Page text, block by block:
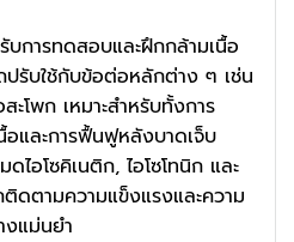
บการทดสอบและฝึกกล้ามเนื้อ
ปรับใช้กับข้อต่อหลักต่าง ๆ เช่น
ะโพก เหมาะสำหรับทั้งการ
อและการฟื้นฟูหลังบาดเจ็บ
ดไอโซคิเนติก, ไอโซโทนิก และ
ติดตามความแข็งแรงและความ
แม่นยำ